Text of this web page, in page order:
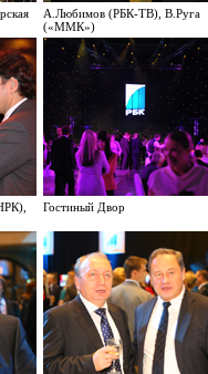
А.Любимов (РБК-ТВ), В.Руга
(«ММК»)
Гостиный Двор